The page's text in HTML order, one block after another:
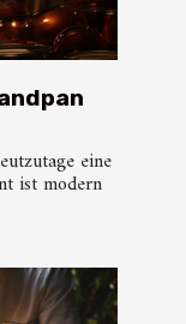
eine
ist modern